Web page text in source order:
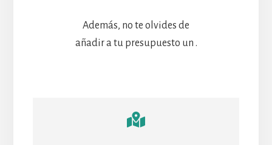
Además, no te olvides de
añadir a tu presupuesto un .